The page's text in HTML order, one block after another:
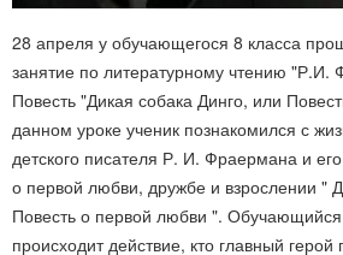
28 апреля у обучающегося 8 класса
занятие по литературному чтению
Повесть "Дикая собака Динго, или
данном уроке ученик познакомился с
детского писателя Р. И. Фраермана и
о первой любви, дружбе и взрослении "
Повесть о первой любви ". Обучающийся
происходит действие, кто главный